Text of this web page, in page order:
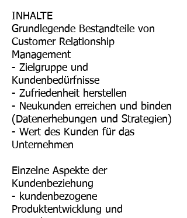
INHALTE
Grundlegende Bestandteile von
Customer Relationship
Management
- Zielgruppe und
Kundenbedürfnisse
- Zufriedenheit herstellen
- Neukunden erreichen und binden
(Datenerhebungen und Strategien)
- Wert des Kunden für das
Unternehmen
Einzelne Aspekte der
Kundenbeziehung
- kundenbezogene
Produktentwicklung und